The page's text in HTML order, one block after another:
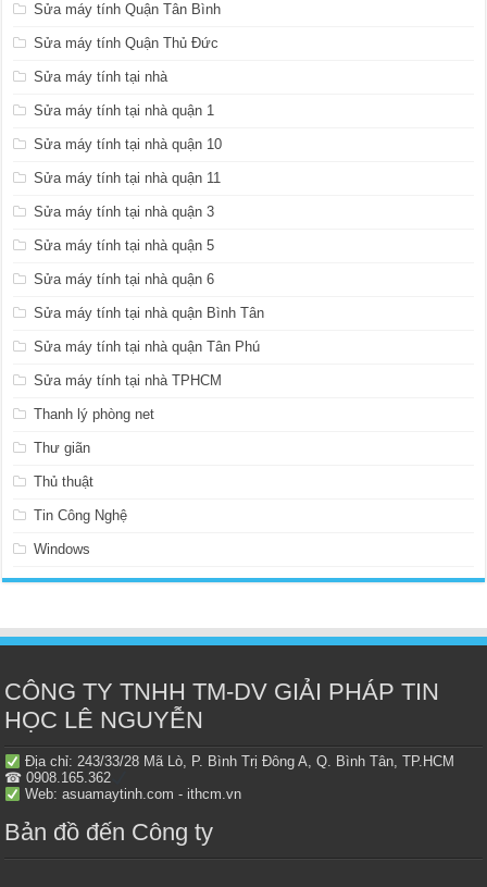
Sửa máy tính Quận Tân Bình
Sửa máy tính Quận Thủ Đức
Sửa máy tính tại nhà
Sửa máy tính tại nhà quận 1
Sửa máy tính tại nhà quận 10
Sửa máy tính tại nhà quận 11
Sửa máy tính tại nhà quận 3
Sửa máy tính tại nhà quận 5
Sửa máy tính tại nhà quận 6
Sửa máy tính tại nhà quận Bình Tân
Sửa máy tính tại nhà quận Tân Phú
Sửa máy tính tại nhà TPHCM
Thanh lý phòng net
Thư giãn
Thủ thuật
Tin Công Nghệ
Windows
CÔNG TY TNHH TM-DV GIẢI PHÁP TIN
HỌC LÊ NGUYỄN
Địa chỉ: 243/33/28 Mã Lò, P. Bình Trị Đông A, Q. Bình Tân, TP.HCM
☎ 0908.165.362
Web: asuamaytinh.com - ithcm.vn
Bản đồ đến Công ty